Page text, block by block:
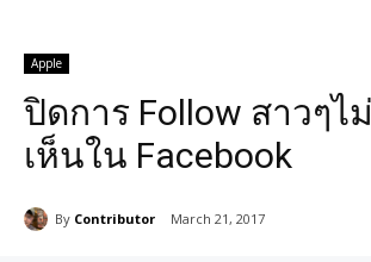
Apple
ปิดการ Follow สาวๆไ
เห็นใน Facebook
By Contributor March 21, 2017